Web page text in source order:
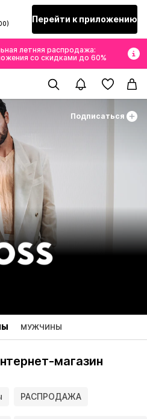
Перейти к приложению
летняя распродажа:
со скидками до 60%
Подписаться
МУЖЧИНЫ
магазин
РАСПРОДАЖА